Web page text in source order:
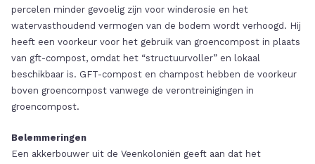
percelen minder gevoelig zijn voor winderosie en het
watervasthoudend vermogen van de bodem wordt verhoogd. Hij
heeft een voorkeur voor het gebruik van groencompost in plaats
van gft-compost, omdat het “structuurvoller” en lokaal
beschikbaar is. GFT-compost en champost hebben de voorkeur
boven groencompost vanwege de verontreinigingen in
groencompost.
Belemmeringen
Een akkerbouwer uit de Veenkoloniën geeft aan dat het